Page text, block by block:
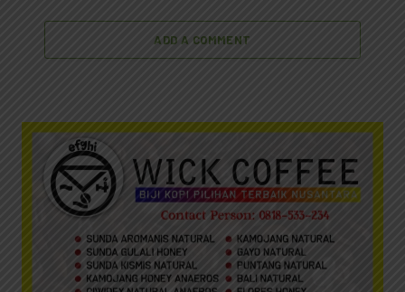
ADD A COMMENT